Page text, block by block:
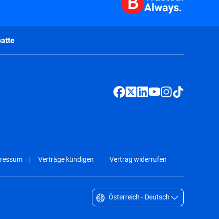
Always.
Verträge kündigen Vertrag widerrufen
Österreich - Deutsch